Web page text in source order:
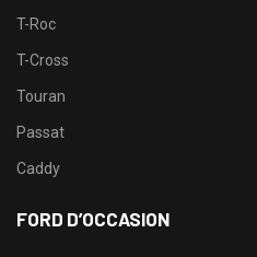
T-Roc
T-Cross
Touran
Passat
Caddy
FORD D’OCCASION